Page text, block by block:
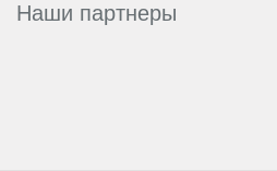
Наши партнеры